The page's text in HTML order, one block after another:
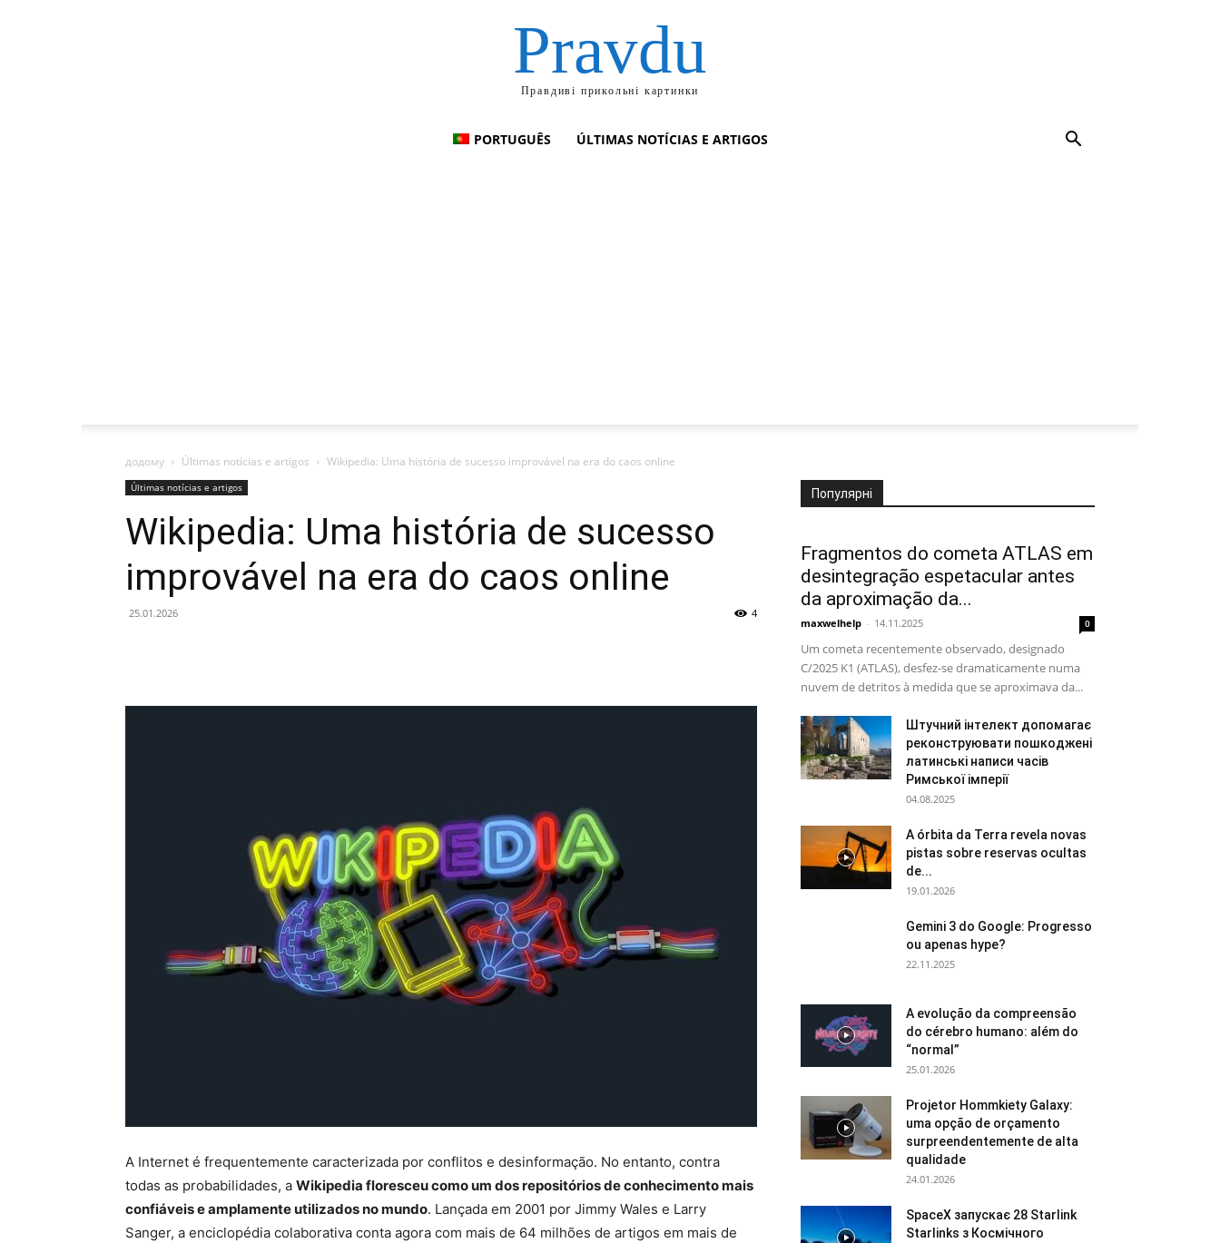
Pravdu
Правдиві прикольні картинки
PORTUGUÊS ÚLTIMAS NOTÍCIAS E ARTIGOS
додому Últimas notícias e artigos Wikipedia: Uma história de sucesso improvável na era do caos online
Últimas notícias e artigos
Wikipedia: Uma história de sucesso
improvável na era do caos online
25.01.2026 4
A Internet é frequentemente caracterizada por conflitos e desinformação. No entanto, contra
todas as probabilidades, a Wikipedia floresceu como um dos repositórios de conhecimento mais
confiáveis ​​e amplamente utilizados no mundo. Lançada em 2001 por Jimmy Wales e Larry
Sanger, a enciclopédia colaborativa conta agora com mais de 64 milhões de artigos em mais de
Популярні
Fragmentos do cometa ATLAS em
desintegração espetacular antes
da aproximação da...
maxwelhelp - 14.11.2025 0
Um cometa recentemente observado, designado
C/2025 K1 (ATLAS), desfez-se dramaticamente numa
nuvem de detritos à medida que se aproximava da...
Штучний інтелект допомагає
реконструювати пошкоджені
латинські написи часів
Римської імперії
04.08.2025
A órbita da Terra revela novas
pistas sobre reservas ocultas
de...
19.01.2026
Gemini 3 do Google: Progresso
ou apenas hype?
22.11.2025
A evolução da compreensão
do cérebro humano: além do
“normal”
25.01.2026
Projetor Hommkiety Galaxy:
uma opção de orçamento
surpreendentemente de alta
qualidade
24.01.2026
SpaceX запускає 28 Starlink
Starlinks з Космічного